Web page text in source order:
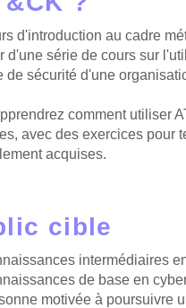
d'introduction au cadre
d'une série de cours sur
de sécurité d'une
comment utiliser
avec des exercices pour
acquises.
cible
intermédiaires
de base en
motivée à poursuivre